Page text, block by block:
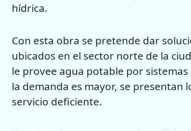
hídrica.
Con esta obra se pretende dar
ubicados en el sector norte de la
le provee agua potable por
la demanda es mayor, se presentan
servicio deficiente.